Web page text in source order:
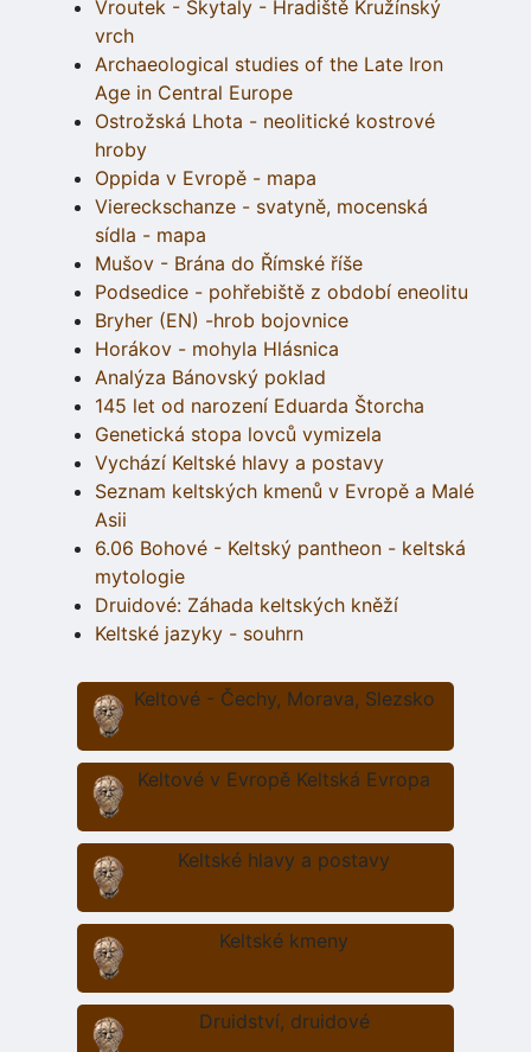
Vroutek - Skytaly - Hradiště Kružínský
vrch
Archaeological studies of the Late Iron
Age in Central Europe
Ostrožská Lhota - neolitické kostrové
hroby
Oppida v Evropě - mapa
Viereckschanze - svatyně, mocenská
sídla - mapa
Mušov - Brána do Římské říše
Podsedice - pohřebiště z období eneolitu
Bryher (EN) -hrob bojovnice
Horákov - mohyla Hlásnica
Analýza Bánovský poklad
145 let od narození Eduarda Štorcha
Genetická stopa lovců vymizela
Vychází Keltské hlavy a postavy
Seznam keltských kmenů v Evropě a Malé
Asii
6.06 Bohové - Keltský pantheon - keltská
mytologie
Druidové: Záhada keltských kněží
Keltské jazyky - souhrn
Keltové - Čechy, Morava, Slezsko
Keltové v Evropě Keltská Evropa
Keltské hlavy a postavy
Keltské kmeny
Druidství, druidové